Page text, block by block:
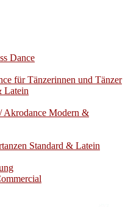
Dance
für Tänzerinnen und Tänzer
Latein
Akrodance Modern &
Standard & Latein